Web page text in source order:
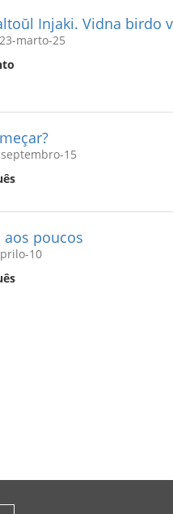
Injaki. Vidna birdo
marto-25
15
poucos
10